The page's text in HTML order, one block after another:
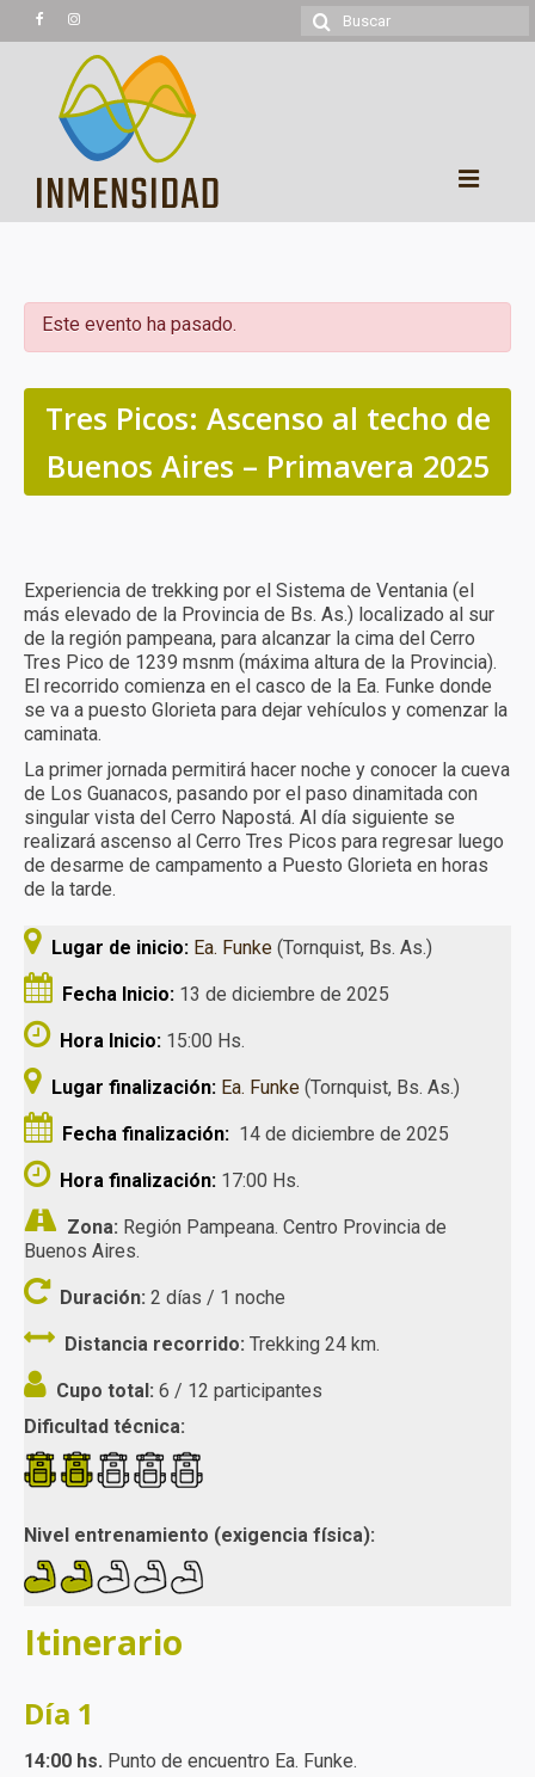
Buscar
por:
Trekking
Montañismo
Cicloturismo
Kayaking
Cabalgatas
Calendario
Turismo receptivo
Turismo educativo
Reservas y condiciones
Contacto
Este evento ha pasado.
Tres Picos: Ascenso al techo de
Buenos Aires – Primavera 2025
Experiencia de trekking por el Sistema de Ventania (el
más elevado de la Provincia de Bs. As.) localizado al sur
de la región pampeana, para alcanzar la cima del Cerro
Tres Pico de 1239 msnm (máxima altura de la Provincia).
El recorrido comienza en el casco de la Ea. Funke donde
se va a puesto Glorieta para dejar vehículos y comenzar la
caminata.
La primer jornada permitirá hacer noche y conocer la cueva
de Los Guanacos, pasando por el paso dinamitada con
singular vista del Cerro Napostá. Al día siguiente se
realizará ascenso al Cerro Tres Picos para regresar luego
de desarme de campamento a Puesto Glorieta en horas
de la tarde.
Lugar de inicio: Ea. Funke (Tornquist, Bs. As.)
Fecha Inicio: 13 de diciembre de 2025
Hora Inicio: 15:00 Hs.
Lugar finalización: Ea. Funke (Tornquist, Bs. As.)
Fecha finalización: 14 de diciembre de 2025
Hora finalización: 17:00 Hs.
Zona: Región Pampeana. Centro Provincia de
Buenos Aires.
Duración: 2 días / 1 noche
Distancia recorrido: Trekking 24 km.
Cupo total: 6 / 12 participantes
Dificultad técnica:
Nivel entrenamiento (exigencia física):
Itinerario
Día 1
14:00 hs. Punto de encuentro Ea. Funke.